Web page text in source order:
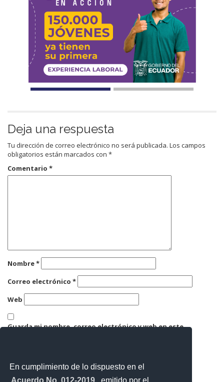
En cumplimiento de lo dispuesto en el
Acuerdo No. 012-2019
, emitido por el
Deja una respuesta
Tu dirección de correo electrónico no será publicada. Los campos
obligatorios están marcados con *
Comentario *
Nombre*
Correo electrónico *
Web
Guarda mi nombre, correo electrónico y web en este